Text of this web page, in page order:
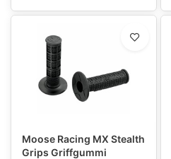
Moose Racing MX Stealth
Grips Griffgummi